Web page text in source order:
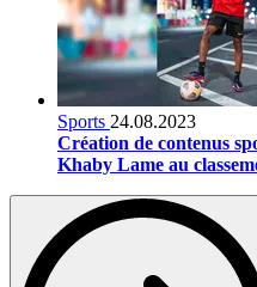
Sports 24.08.2023
Création de contenus
Khaby Lame au